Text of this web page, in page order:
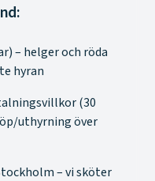
– helger och röda
hyran
(30
uthyrning över
– vi sköter